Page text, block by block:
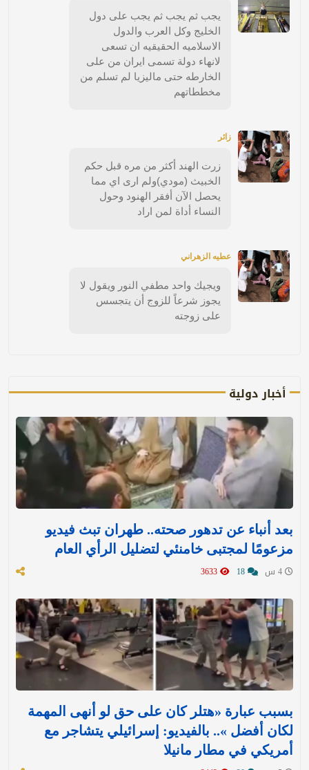
يجب ثم يجب ثم يجب على دول
الخليج وكل العرب والدول
الاسلاميه الحقيقيه ان تسعى
لانهاء دولة تسمى ايران من على
الخارطه حتى ماليزيا لم تسلم من
مخططاتهم
زائر
زرت الهند أكثر من مره قبل حكم
الخبيث (مودي)ولم ارى اي مما
يحصل الآن أفقر الهنود وحول
النساء أداة لمن اراد
عطيه الزهراني
ويجيك واحد مطفي النور ويقول لا
يجوز شرعاً للزوج أن يتجسس
على زوجته
أخبار دولية
بعد أنباء عن تدهور صحته.. طهران تبث فيديو
مزعومًا لمجتبى خامنئي لتضليل الرأي العام
بسبب عبارة «هتلر كان على حق لو أنهى المهمة
لكان أفضل ».. بالفيديو: إسرائيلي يتشاجر مع
أمريكي في مطار مانيلا